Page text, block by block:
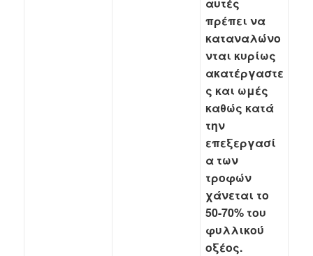
πρέπει να
καταναλώνο
νται κυρίως
ακατέργαστε
ς και ωμές
καθώς κατά
την
επεξεργασί
α των
τροφών
χάνεται το
50-70% του
φυλλικού
οξέος.